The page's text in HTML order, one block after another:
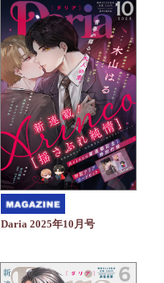
Daria 2025年10月号